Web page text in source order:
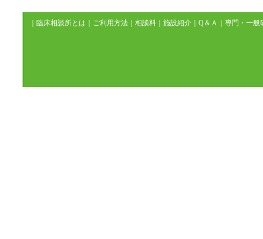
臨床相談所とは ご利用方法 相談料 施設紹介 Q＆Ａ 専門・一般